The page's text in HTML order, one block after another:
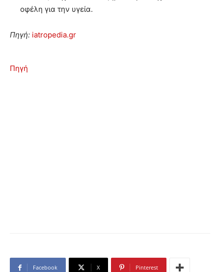
οφέλη για την υγεία.
Πηγή: iatropedia.gr
Πηγή
Facebook X Pinterest